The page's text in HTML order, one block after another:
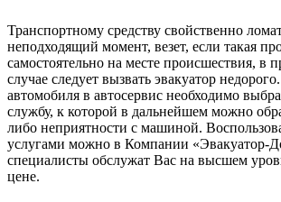
Транспортному средству свойственно
неподходящий момент, везет, если такая
самостоятельно на месте происшествия, в
случае следует вызвать эвакуатор
автомобиля в автосервис необходимо
службу, к которой в дальнейшем можно
либо неприятности с машиной.
услугами можно в Компании «Эвакуатор-
специалисты обслужат Вас на высшем
цене.